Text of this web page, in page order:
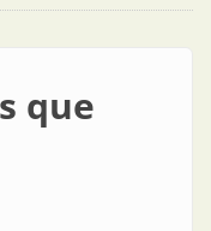
que